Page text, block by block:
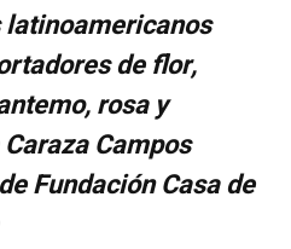
de flor,
rosa y
Campos
Fundación Casa de